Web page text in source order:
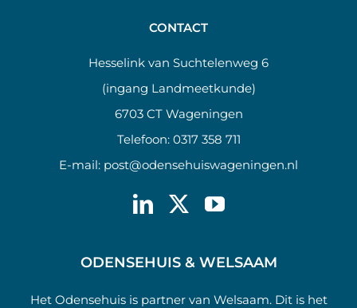
CONTACT
Hesselink van Suchtelenweg 6
(ingang Landmeetkunde)
6703 CT Wageningen
Telefoon: 0317 358 711
E-mail: post@odensehuiswageningen.nl
ODENSEHUIS & WELSAAM
Het Odensehuis is partner van Welsaam. Dit is het